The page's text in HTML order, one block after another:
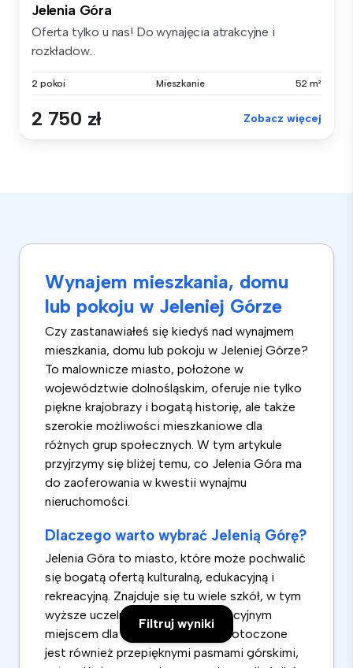
Filtruj wyniki
Jelenia Góra
Oferta tylko u nas! Do wynajęcia atrakcyjne i
rozkładow...
2 pokoi Mieszkanie 52 m²
2 750 zł Zobacz więcej
Wynajem mieszkania, domu
lub pokoju w Jeleniej Górze
Czy zastanawiałeś się kiedyś nad wynajmem
mieszkania, domu lub pokoju w Jeleniej Górze?
To malownicze miasto, położone w
województwie dolnośląskim, oferuje nie tylko
piękne krajobrazy i bogatą historię, ale także
szerokie możliwości mieszkaniowe dla
różnych grup społecznych. W tym artykule
przyjrzymy się bliżej temu, co Jelenia Góra ma
do zaoferowania w kwestii wynajmu
nieruchomości.
Dlaczego warto wybrać Jelenią Górę?
Jelenia Góra to miasto, które może pochwalić
się bogatą ofertą kulturalną, edukacyjną i
rekreacyjną. Znajduje się tu wiele szkół, w tym
wyższe uczelnie, co czyni je atrakcyjnym
miejscem dla studentów. Miasto otoczone
jest również przepięknymi pasmami górskimi,